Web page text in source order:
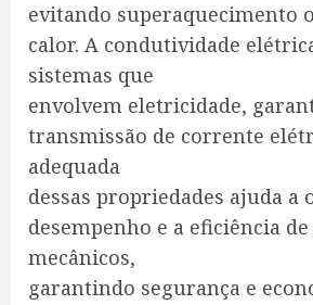
evitando superaquecimento
calor. A condutividade
sistemas que
envolvem eletricidade,
transmissão de corrente
adequada
dessas propriedades ajuda a
desempenho e a eficiência
mecânicos,
garantindo segurança e